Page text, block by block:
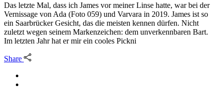
Das letzte Mal, dass ich James vor meiner Linse hatte, war bei der
Vernissage von Ada (Foto 059) und Varvara in 2019. James ist so
ein Saarbrücker Gesicht, das die meisten kennen dürfen. Nicht
zuletzt wegen seinem Markenzeichen: dem unverkennbaren Bart.
Im letzten Jahr hat er mir ein cooles Pickni
Share